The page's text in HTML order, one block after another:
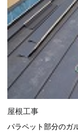
屋根工事
パラペット部分のガ